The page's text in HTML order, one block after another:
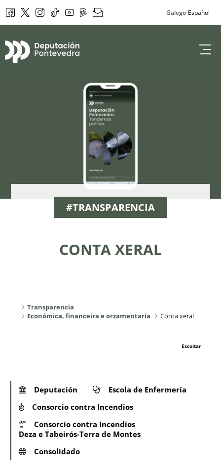
Facebook
Twitter
Instagram
Tik TokYouTube
DepoPlayNewsletter Galego Español
Deputación de
#TRANSPARENCIA
CONTA XERAL
Transparencia
Económica, financeira e orzamentaria
Conta xeral
Escoitar
Deputación
Escola de Enfermería
Consorcio contra Incendios
Consorcio contra Incendios
Deza e Tabeirós-Terra de Montes
Consolidado